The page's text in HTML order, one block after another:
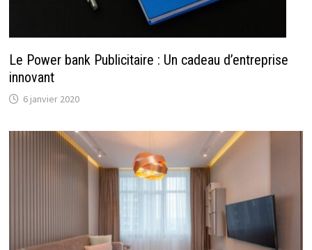
Le Power bank Publicitaire : Un cadeau d’entreprise
innovant
6 janvier 2020